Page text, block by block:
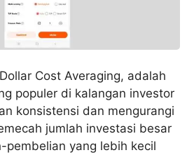
Cost Averaging, adalah
populer di kalangan investor
konsistensi dan mengurangi
jumlah investasi besar
pembelian yang lebih kecil